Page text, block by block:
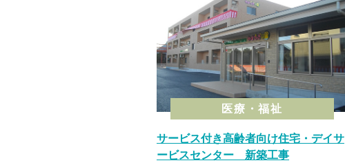
医療・福祉
サービス付き高齢者向け住宅・デイサ
ービスセンター 新築工事